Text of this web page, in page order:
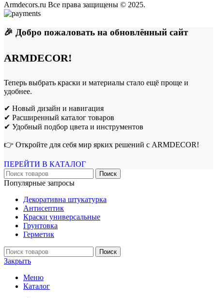
Armdecors.ru Все права защищены © 2025. ​
🎉 Добро пожаловать на обновлённый сайт
ARMDECOR!
Теперь выбрать краски и материалы стало ещё проще и
удобнее.
✔ Новый дизайн и навигация
✔ Расширенный каталог товаров
✔ Удобный подбор цвета и инструментов
👉 Откройте для себя мир ярких решений с ARMDECOR!
ПЕРЕЙТИ В КАТАЛОГ
Поиск
Популярные запросы
Декоративна штукатурка
Антисептик
Краски универсальные
Грунтовка
Герметик
Поиск
Закрыть
Меню
Каталог